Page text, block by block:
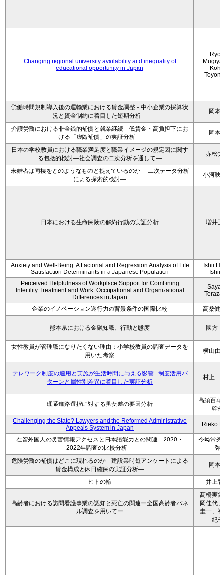
Changing regional university availability and inequality of
educational opportunity in Japan
労働時間規制導入後の運輸業における賃金調整－中小企業の採算状
況と資金制約に着目した短期分析－
岡
介護労働における非金銭的補償と就業継続－低賃金・高負担下にお
ける「虚偽補償」の実証分析－
岡
日本の学校教員における職業満足度と職業イメージの規定因に関す
る包括的検討―社会調査の二次分析を通して―
赤松
未婚者は同棲をどのようなものと捉えているのか —二次データ分析
による探索的検討—
小河
日本における生命保険の解約行動の実証分析 増井
Anxiety and Well-Being: A Factorial and Regression Analysis of Life
Satisfaction Determinants in a Japanese Population
Ishii
Perceived Helpfulness of Workplace Support for Combining
Infertility Treatment and Work: Occupational and Organizational
Differences in Japan
企業のイノベーション遂行力の背景条件の国際比較 高桑
熊本県における金融知識、行動と態度 國
女性教員が管理職になりたくない理由：小学校教員の調査データを
用いた考察
横山
テレワーク制度の適用と実施が生活時間に与える影響 : 制度活用パ
ターンと属性別差異に着目した実証分析
村上
理系進路選択に対する男女差の要因分析
高須百
幹
Challenging the State? Lawyers and the Reformed Administrative
Appeals System in Japan
Rieko
在留外国人の災害情報アクセスと日本語能力との関連―2020・
2022年調査の比較分析―
今﨑常
弥
危険労働の補償はどこに現れるのか―建設業時短アンケートによる
賃金構成と休日確保の実証分析―
岡
ヒトの輪 井上
高齢者における訪問看護事業の認知と死亡の関連ー全国高齢者パネ
ル調査を用いてー
髙橋実
岡佳代
圭一、
紀